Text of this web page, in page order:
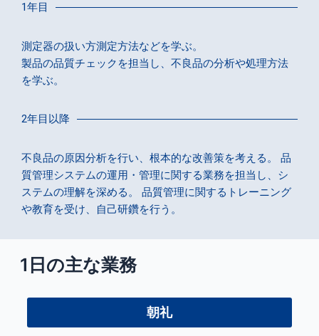
1年目
測定器の扱い方測定方法などを学ぶ。
製品の品質チェックを担当し、不良品の分析や処理方法
を学ぶ。
2年目以降
不良品の原因分析を行い、根本的な改善策を考える。 品
質管理システムの運用・管理に関する業務を担当し、シ
ステムの理解を深める。 品質管理に関するトレーニング
や教育を受け、自己研鑽を行う。
1日の主な業務
朝礼